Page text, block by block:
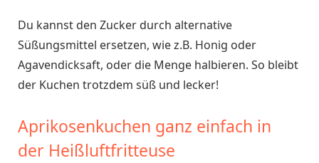
Du kannst den Zucker durch alternative
Süßungsmittel ersetzen, wie z.B. Honig oder
Agavendicksaft, oder die Menge halbieren. So bleibt
der Kuchen trotzdem süß und lecker!
Aprikosenkuchen ganz einfach in
der Heißluftfritteuse